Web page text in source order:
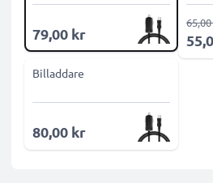
79,00 kr
Billaddare
80,00 kr